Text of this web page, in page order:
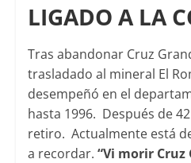
LIGADO A LA
Tras abandonar Cruz
trasladado al mineral El
desempeñó en el
hasta 1996. Después de
retiro. Actualmente está
a recordar. “Vi morir